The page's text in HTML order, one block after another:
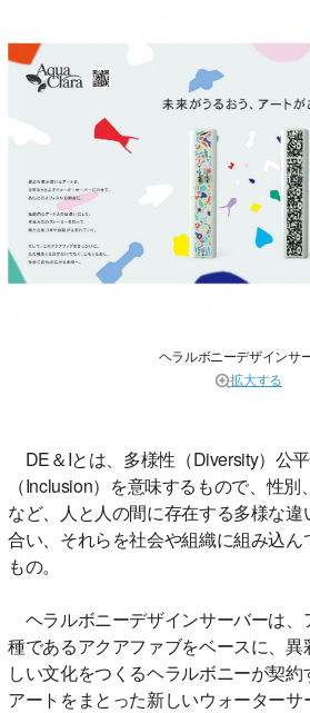
ヘラルボニーデザインサ
拡大する
DE＆Iとは、多様性（Diversity）公
（Inclusion）を意味するもので、性
など、人と人の間に存在する多様な
合い、それらを社会や組織に組み込
もの。
ヘラルボニーデザインサーバーは、
種であるアクアファブをベースに、異
しい文化をつくるヘラルボニーが契
アートをまとった新しいウォーターサ